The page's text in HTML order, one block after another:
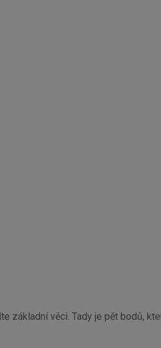
věci. Tady je pět bodů,